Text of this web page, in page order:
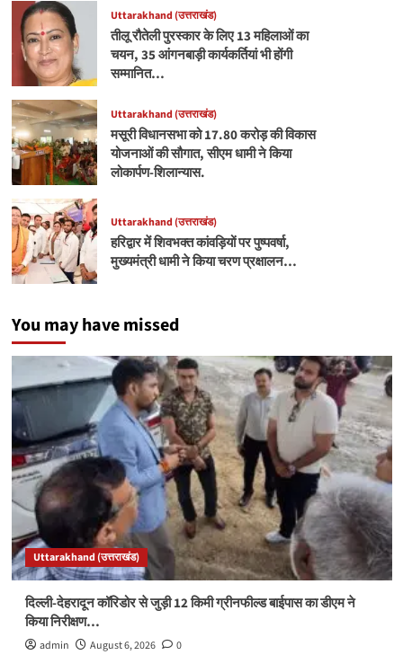
Uttarakhand (उत्तराखंड)
तीलू रौतेली पुरस्कार के लिए 13 महिलाओं का
चयन, 35 आंगनबाड़ी कार्यकर्तियां भी होंगी
सम्मानित…
Uttarakhand (उत्तराखंड)
मसूरी विधानसभा को 17.80 करोड़ की विकास
योजनाओं की सौगात, सीएम धामी ने किया
लोकार्पण-शिलान्यास.
Uttarakhand (उत्तराखंड)
हरिद्वार में शिवभक्त कांवड़ियों पर पुष्पवर्षा,
मुख्यमंत्री धामी ने किया चरण प्रक्षालन…
You may have missed
Uttarakhand (उत्तराखंड)
दिल्ली-देहरादून कॉरिडोर से जुड़ी 12 किमी ग्रीनफील्ड बाईपास का डीएम ने
किया निरीक्षण…
admin August 6, 2026 0